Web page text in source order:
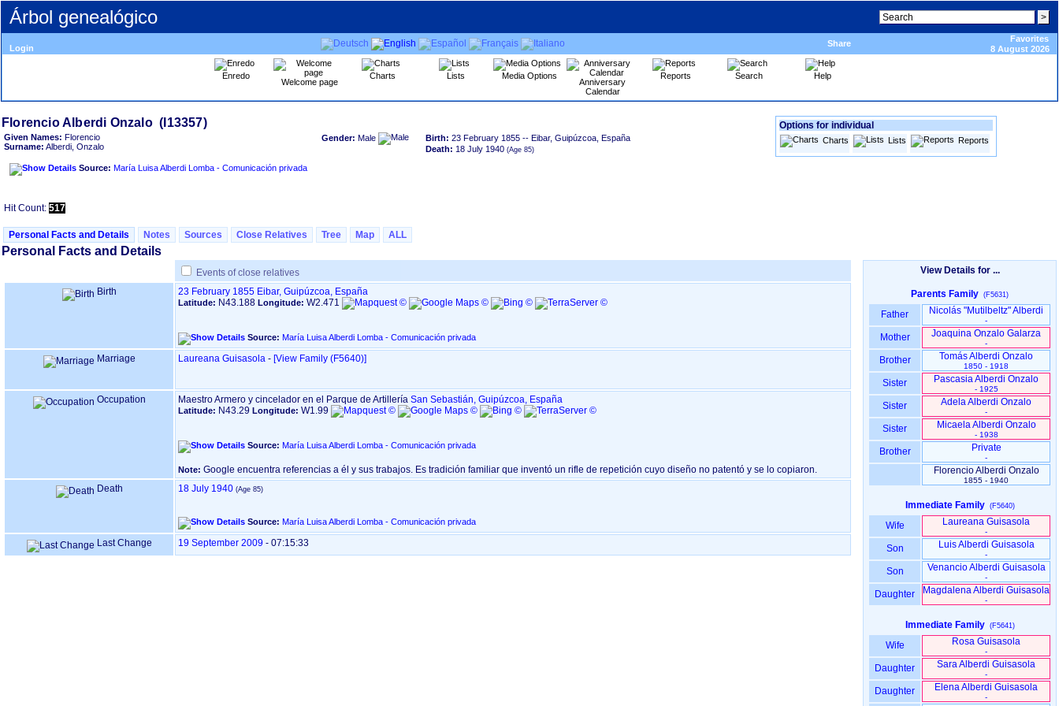
Árbol genealógico
Login Share
Favorites
8 August 2026
Enredo
Welcome page
Charts Lists Media Options
Anniversary
Calendar
Reports Search Help
Florencio Alberdi Onzalo ‏(I13357)‏
Given Names: Florencio
Surname: Alberdi, Onzalo
Source: María Luisa Alberdi Lomba - Comunicación privada
Gender: Male Birth: 23 February 1855 -- Eibar, Guipúzcoa, España
Death: 18 July 1940
Hit Count: 517
Options for individual
Charts Lists Reports
Personal Facts and Details Notes Sources Close Relatives Tree Map ALL
Personal Facts and Details
Events of close relatives
Birth
23 February 1855 Eibar, Guipúzcoa, España
Latitude: N43.188 Longitude: W2.471
Source: María Luisa Alberdi Lomba - Comunicación privada
Marriage Laureana Guisasola - ‎[View Family ‎(F5640)‎‎]
Occupation Maestro Armero y cincelador en el Parque de Artillería San Sebastián, Guipúzcoa, España
Latitude: N43.29 Longitude: W1.99
Source: María Luisa Alberdi Lomba - Comunicación privada
Note: Google encuentra referencias a él y sus trabajos. Es tradición familiar que inventó un rifle de repetición cuyo diseño no patentó y se lo copiaron.
Death
18 July 1940
Source: María Luisa Alberdi Lomba - Comunicación privada
Last Change 19 September 2009 - 07:15:33
View Details for ...
Parents Family (F5631)
Father Nicolás "Mutilbeltz" Alberdi
-
Mother Joaquina Onzalo Galarza
-
Brother Tomás Alberdi Onzalo
1850 - 1918
Sister Pascasia Alberdi Onzalo
- 1925
Sister Adela Alberdi Onzalo
-
Sister Micaela Alberdi Onzalo
- 1938
Brother Private
-
Florencio Alberdi Onzalo
1855 - 1940
Immediate Family (F5640)
Wife Laureana Guisasola
-
Son Luis Alberdi Guisasola
-
Son Venancio Alberdi Guisasola
-
Daughter Magdalena Alberdi Guisasola
-
Immediate Family (F5641)
Wife Rosa Guisasola
-
Daughter Sara Alberdi Guisasola
-
Daughter Elena Alberdi Guisasola
-